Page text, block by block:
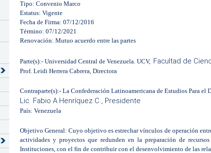
Tipo: Convenio Marco
Estatus: Vigente
Fecha de Firma: 07/12/2016
Término: 07/12/2021
Renovación: Mutuo acuerdo entre las partes
Parte(s):- Universidad Central de Venezuela. UCV, Facultad de
Prof. Leidi Herrera Cabrera, Directora
Contraparte(s):- La Confederación Latinoamericana de Estudios Para el
Lic. Fabio A Henríquez C., Presidente
País: Venezuela
Objetivo General: Cuyo objetivo es estrechar vínculos de operación
actividades y proyectos que redunden en la preparación de
Instituciones, con el fin de contribuir con el desenvolvimiento de las